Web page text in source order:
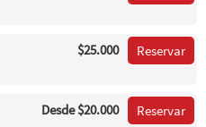
$25.000 Reservar
Desde$20.000 Reservar